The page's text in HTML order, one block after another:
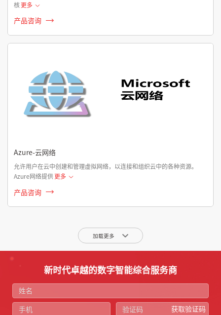
核更多
产品咨询
Azure-云网络
允许用户在云中创建和管理虚拟网络，以连接和组织云中的各种资源。
Azure网络提供更多
产品咨询
加载更多
新时代卓越的数字智能综合服务商
获取验证码